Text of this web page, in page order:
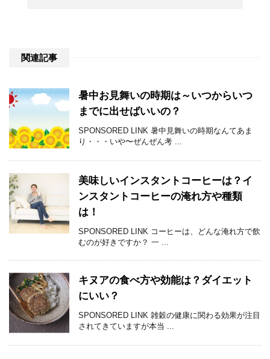
関連記事
暑中お見舞いの時期は～いつからいつ
までに出せばいいの？
SPONSORED LINK 暑中見舞いの時期なんてあま
り・・・いや〜ぜんぜん考 ...
美味しいインスタントコーヒーは？イ
ンスタントコーヒーの淹れ方や種類
は！
SPONSORED LINK コーヒーは、どんな淹れ方で飲
むのが好きですか？ 一 ...
キヌアの食べ方や効能は？ダイエット
にいい？
SPONSORED LINK 雑穀の健康に関わる効果が注目
されてきていますが本当 ...